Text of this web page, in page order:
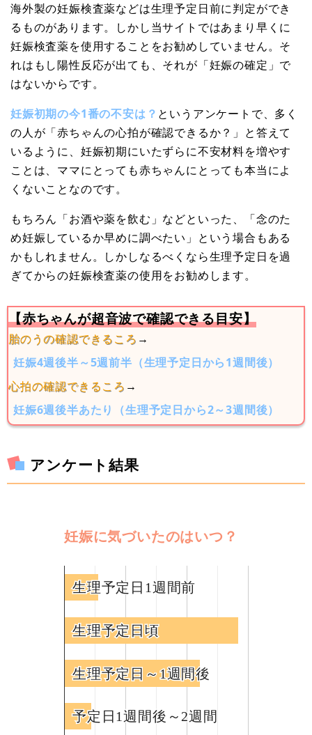
海外製の妊娠検査薬などは生理予定日前に判定ができ
るものがあります。しかし当サイトではあまり早くに
妊娠検査薬を使用することをお勧めしていません。そ
れはもし陽性反応が出ても、それが「妊娠の確定」で
はないからです。
妊娠初期の今1番の不安は？ というアンケートで、多く
の人が「赤ちゃんの心拍が確認できるか？」と答えて
いるように、妊娠初期にいたずらに不安材料を増やす
ことは、ママにとっても赤ちゃんにとっても本当によ
くないことなのです。
もちろん「お酒や薬を飲む」などといった、「念のた
め妊娠しているか早めに調べたい」という場合もある
かもしれません。しかしなるべくなら生理予定日を過
ぎてからの妊娠検査薬の使用をお勧めします。
【赤ちゃんが超音波で確認できる目安】
胎のうの確認できるころ →
妊娠4週後半～5週前半（生理予定日から1週間後）
心拍の確認できるころ →
妊娠6週後半あたり（生理予定日から2～3週間後）
アンケート結果
妊娠に気づいたのはいつ？
生理予定日1週間前
生理予定日1週間前
生理予定日頃
生理予定日頃
生理予定日～1週間後
生理予定日～1週間後
予定日1週間後～2週間
予定日1週間後～2週間